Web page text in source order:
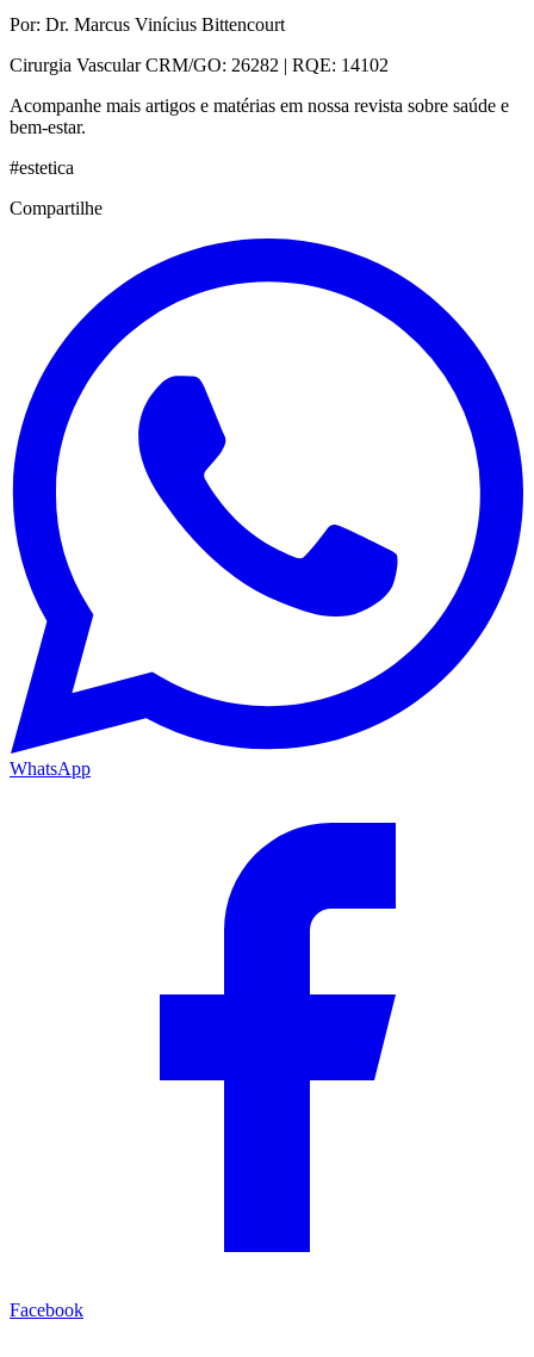
Por: Dr. Marcus Vinícius Bittencourt
Cirurgia Vascular CRM/GO: 26282 | RQE: 14102
Acompanhe mais artigos e matérias em nossa revista sobre saúde e
bem-estar.
#estetica
Compartilhe
WhatsApp
Facebook